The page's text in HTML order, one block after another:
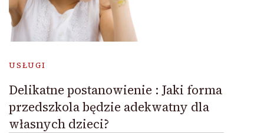
USŁUGI
Delikatne postanowienie : Jaki forma
przedszkola będzie adekwatny dla
własnych dzieci?